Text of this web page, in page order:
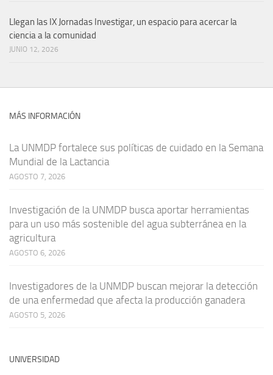
Llegan las IX Jornadas Investigar, un espacio para acercar la
ciencia a la comunidad
JUNIO 12, 2026
MÁS INFORMACIÓN
La UNMDP fortalece sus políticas de cuidado en la Semana
Mundial de la Lactancia
AGOSTO 7, 2026
Investigación de la UNMDP busca aportar herramientas
para un uso más sostenible del agua subterránea en la
agricultura
AGOSTO 6, 2026
Investigadores de la UNMDP buscan mejorar la detección
de una enfermedad que afecta la producción ganadera
AGOSTO 5, 2026
UNIVERSIDAD